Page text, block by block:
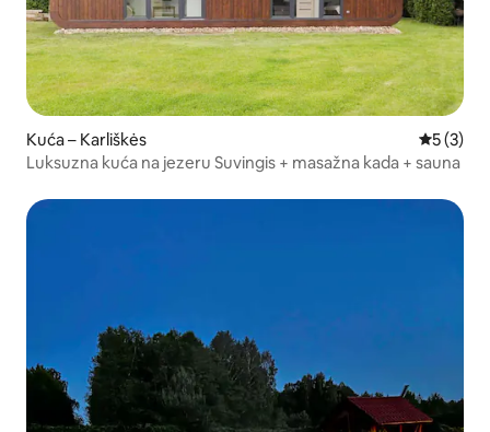
Kuća – Karliškės
5 (3)
Luksuzna kuća na jezeru Suvingis + masažna kada + sauna